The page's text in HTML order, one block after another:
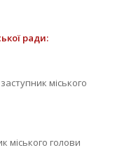
ради:
міського
голови